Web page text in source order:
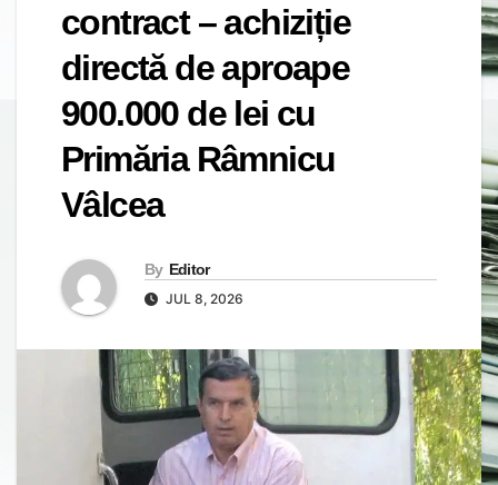
contract – achiziție
directă de aproape
900.000 de lei cu
Primăria Râmnicu
Vâlcea
By Editor
JUL 8, 2026